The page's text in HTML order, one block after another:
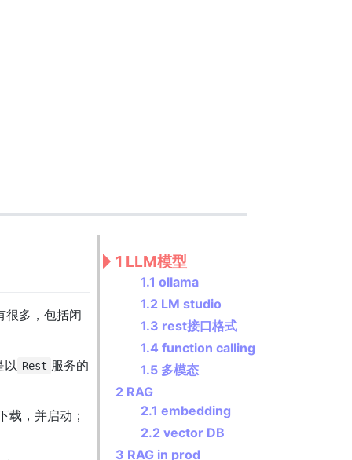
很多，包括闭
以 Rest 服务的
载，并启动；
1 LLM模型
1.1 ollama
1.2 LM studio
1.3 rest接口格式
1.4 function calling
1.5 多模态
2 RAG
2.1 embedding
2.2 vector DB
3 RAG in prod